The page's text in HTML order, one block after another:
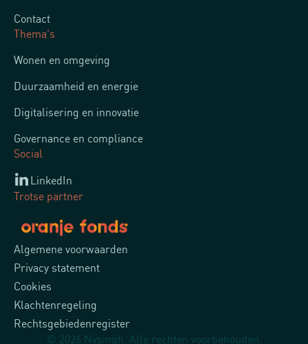
Contact
Thema's
Wonen en omgeving
Duurzaamheid en energie
Digitalisering en innovatie
Governance en compliance
Social
LinkedIn
Trotse partner
Algemene voorwaarden
Privacy statement
Cookies
Klachtenregeling
Rechtsgebiedenregister
© 2026 Nysingh. Alle rechten voorbehouden.